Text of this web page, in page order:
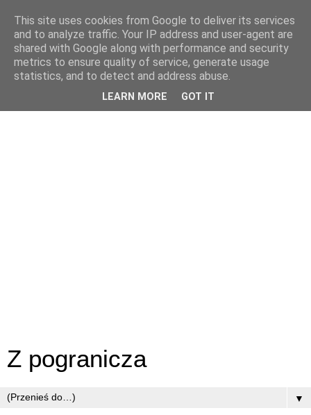
Z pogranicza
▼
This site uses cookies from Google to deliver its services
and to analyze traffic. Your IP address and user-agent are
shared with Google along with performance and security
metrics to ensure quality of service, generate usage
statistics, and to detect and address abuse.
LEARN MORE GOT IT